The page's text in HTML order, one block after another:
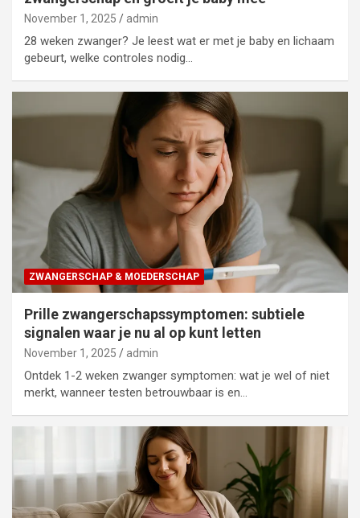
November 1, 2025 admin
28 weken zwanger? Je leest wat er met je baby en lichaam
gebeurt, welke controles nodig…
ZWANGERSCHAP & MOEDERSCHAP
Prille zwangerschapssymptomen: subtiele
signalen waar je nu al op kunt letten
November 1, 2025 admin
Ontdek 1-2 weken zwanger symptomen: wat je wel of niet
merkt, wanneer testen betrouwbaar is en…